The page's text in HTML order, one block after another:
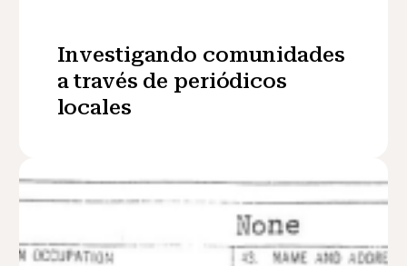
Investigando comunidades
a través de periódicos
locales